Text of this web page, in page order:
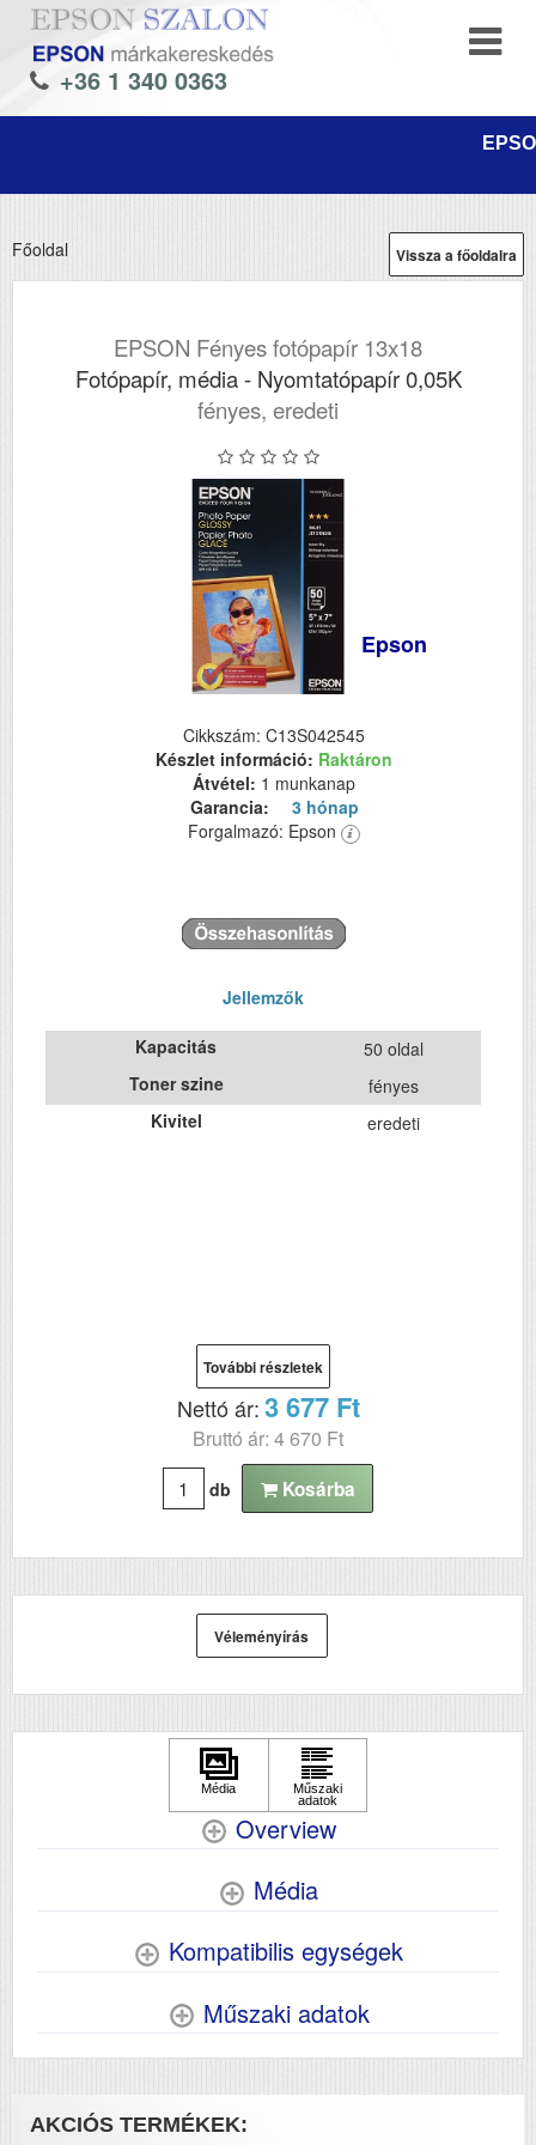
+36 1 340 0363
Vissza a főoldalra
Főoldal
EPSON Fényes fotópapír 13x18
Fotópapír, média - Nyomtatópapír 0,05K
fényes, eredeti
Epson
Cikkszám: C13S042545
Készlet információ: Raktáron
Átvétel: 1 munkanap
Garancia:
3 hónap
Forgalmazó: Epson
Jellemzők
Kapacitás
50 oldal
Toner szine
fényes
Kivitel
eredeti
További részletek
Nettó ár:3 677 Ft
Bruttó ár: 4 670 Ft
db Kosárba
Véleményírás
Overview
Média
Kompatibilis egységek
Műszaki adatok
AKCIÓS TERMÉKEK: